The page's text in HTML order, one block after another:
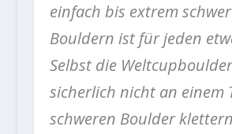
einfach bis extrem
Bouldern ist für jeden
Selbst die
sicherlich nicht an einem
schweren Boulder